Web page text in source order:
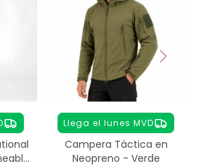
Llega el lunes MVD
Campera Táctica en
Neopreno - Verde